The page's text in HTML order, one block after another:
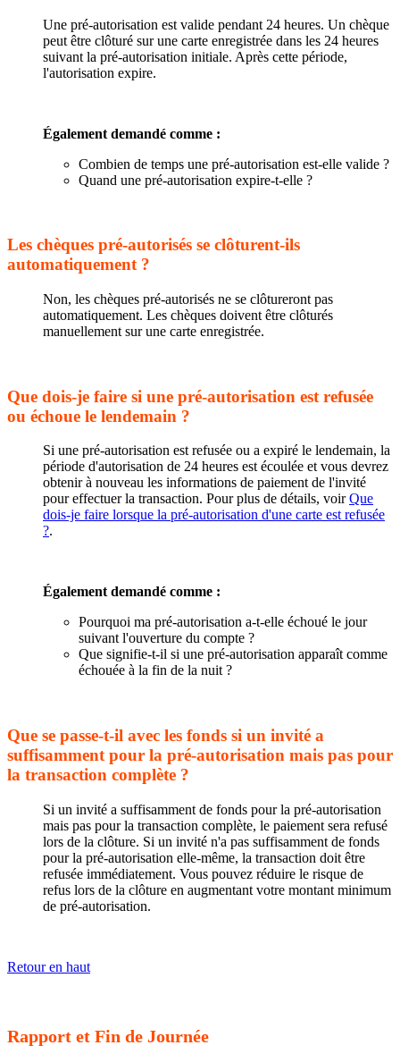
Une pré-autorisation est valide pendant 24 heures. Un chèque
peut être clôturé sur une carte enregistrée dans les 24 heures
suivant la pré-autorisation initiale. Après cette période,
l'autorisation expire.
Également demandé comme :
Combien de temps une pré-autorisation est-elle valide ?
Quand une pré-autorisation expire-t-elle ?
Les chèques pré-autorisés se clôturent-ils
automatiquement ?
Non, les chèques pré-autorisés ne se clôtureront pas
automatiquement. Les chèques doivent être clôturés
manuellement sur une carte enregistrée.
Que dois-je faire si une pré-autorisation est refusée
ou échoue le lendemain ?
Si une pré-autorisation est refusée ou a expiré le lendemain, la
période d'autorisation de 24 heures est écoulée et vous devrez
obtenir à nouveau les informations de paiement de l'invité
pour effectuer la transaction. Pour plus de détails, voirQue
dois-je faire lorsque la pré-autorisation d'une carte est refusée
?.
Également demandé comme :
Pourquoi ma pré-autorisation a-t-elle échoué le jour
suivant l'ouverture du compte ?
Que signifie-t-il si une pré-autorisation apparaît comme
échouée à la fin de la nuit ?
Que se passe-t-il avec les fonds si un invité a
suffisamment pour la pré-autorisation mais pas pour
la transaction complète ?
Si un invité a suffisamment de fonds pour la pré-autorisation
mais pas pour la transaction complète, le paiement sera refusé
lors de la clôture. Si un invité n'a pas suffisamment de fonds
pour la pré-autorisation elle-même, la transaction doit être
refusée immédiatement. Vous pouvez réduire le risque de
refus lors de la clôture en augmentant votre montant minimum
de pré-autorisation.
Retour en haut
Rapport et Fin de Journée